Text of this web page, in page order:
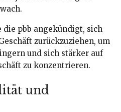
die pbb angekündigt, sich
zurückzuziehen, um
und sich stärker auf
zu konzentrieren.
und